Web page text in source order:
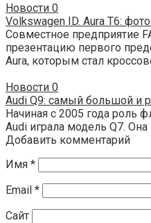
Новости 0
Volkswagen ID. Aura T6:
Совместное предприятие
презентацию первого
Aura, которым стал
Новости 0
Audi Q9: самый большой и
Начиная с 2005 года роль
Audi играла модель Q7.
Добавить комментарий
Имя *
Email *
Сайт